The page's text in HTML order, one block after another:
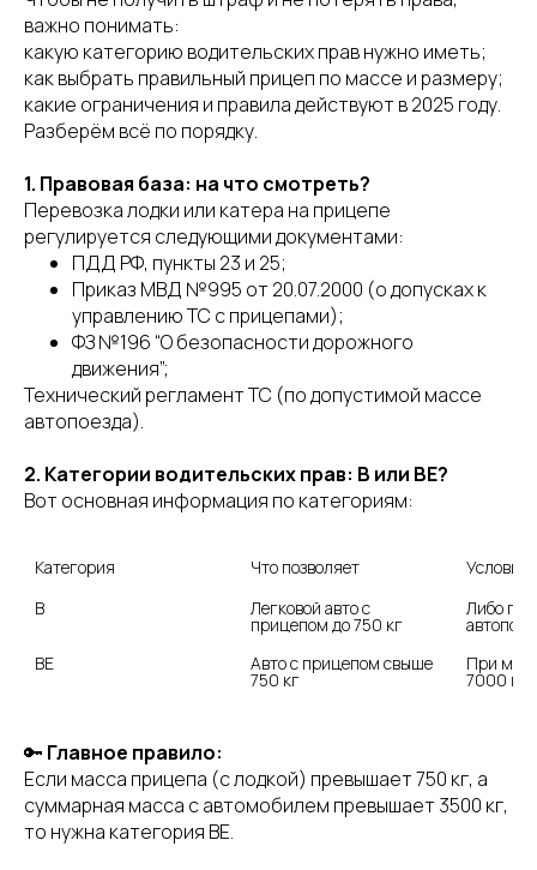
важно понимать:
какую категорию водительских прав нужно иметь;
как выбрать правильный прицеп по массе и размеру;
какие ограничения и правила действуют в 2025 году.
Разберём всё по порядку.
1. Правовая база: на что смотреть?
Перевозка лодки или катера на прицепе
регулируется следующими документами:
ПДД РФ, пункты 23 и 25;
Приказ МВД №995 от 20.07.2000 (о допусках к
управлению ТС с прицепами);
ФЗ №196 “О безопасности дорожного
движения”;
Технический регламент ТС (по допустимой массе
автопоезда).
2. Категории водительских прав: В или BE?
Вот основная информация по категориям:
Категория Что позволяет
Условия
B
Легковой авто с
прицепом до 750 кг
Либо
BE
Авто с прицепом свыше
750 кг
При
7000 кг
🔑 Главное правило:
Если масса прицепа (с лодкой) превышает 750 кг, а
суммарная масса с автомобилем превышает 3500 кг,
то нужна категория BE.